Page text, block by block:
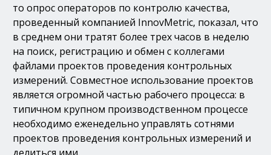
то опрос операторов по контролю качества,
проведенный компанией InnovMetric, показал, что
в среднем они тратят более трех часов в неделю
на поиск, регистрацию и обмен с коллегами
файлами проектов проведения контрольных
измерений. Совместное использование проектов
является огромной частью рабочего процесса: в
типичном крупном производственном процессе
необходимо еженедельно управлять сотнями
проектов проведения контрольных измерений и